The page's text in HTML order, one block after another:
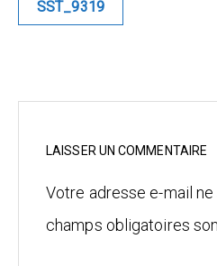
Sunustreet
Fashion
Culinaire
Industrielle
Mariage
SST_9319
LAISSER UN COMMENTAIRE
Votre adresse e-mail ne
champs obligatoires